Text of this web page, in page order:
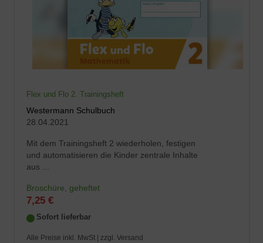
Flex und Flo 2. Trainingsheft
Westermann Schulbuch
28.04.2021
Mit dem Trainingsheft 2 wiederholen, festigen
und automatisieren die Kinder zentrale Inhalte
aus ...
Broschüre, geheftet
7,25 €
Sofort lieferbar
Alle Preise inkl. MwSt | zzgl. Versand